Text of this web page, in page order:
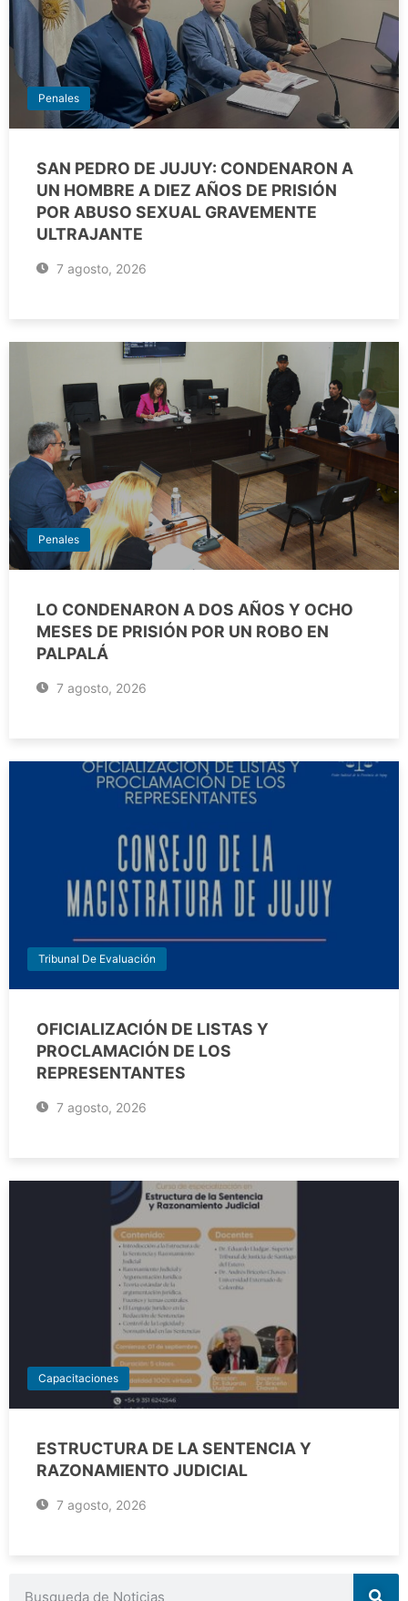
Penales
SAN PEDRO DE JUJUY: CONDENARON A
UN HOMBRE A DIEZ AÑOS DE PRISIÓN
POR ABUSO SEXUAL GRAVEMENTE
ULTRAJANTE
7 agosto, 2026
Penales
LO CONDENARON A DOS AÑOS Y OCHO
MESES DE PRISIÓN POR UN ROBO EN
PALPALÁ
7 agosto, 2026
Tribunal De Evaluación
OFICIALIZACIÓN DE LISTAS Y
PROCLAMACIÓN DE LOS
REPRESENTANTES
7 agosto, 2026
Capacitaciones
ESTRUCTURA DE LA SENTENCIA Y
RAZONAMIENTO JUDICIAL
7 agosto, 2026